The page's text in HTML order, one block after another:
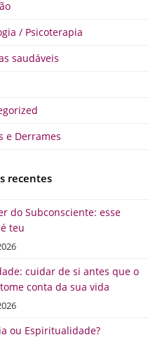
/ Psicoterapia
saudáveis
e Derrames
recentes
do Subconsciente: esse
teu
cuidar de si antes que o
conta da sua vida
ou Espiritualidade?